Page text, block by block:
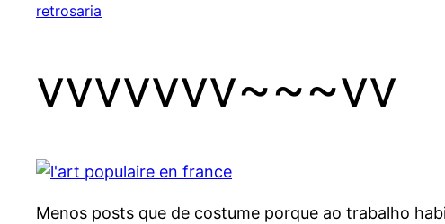
retrosaria
vvvvvvv~~~vv
Menos posts que de costume porque ao trabalho